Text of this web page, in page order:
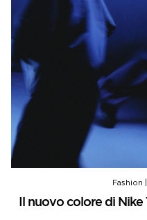
Fashion
Il nuovo colore di